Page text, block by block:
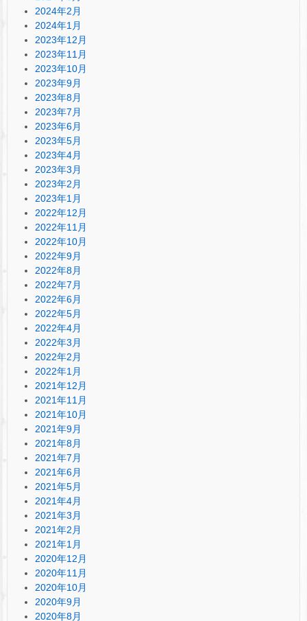
2024年2月
2024年1月
2023年12月
2023年11月
2023年10月
2023年9月
2023年8月
2023年7月
2023年6月
2023年5月
2023年4月
2023年3月
2023年2月
2023年1月
2022年12月
2022年11月
2022年10月
2022年9月
2022年8月
2022年7月
2022年6月
2022年5月
2022年4月
2022年3月
2022年2月
2022年1月
2021年12月
2021年11月
2021年10月
2021年9月
2021年8月
2021年7月
2021年6月
2021年5月
2021年4月
2021年3月
2021年2月
2021年1月
2020年12月
2020年11月
2020年10月
2020年9月
2020年8月